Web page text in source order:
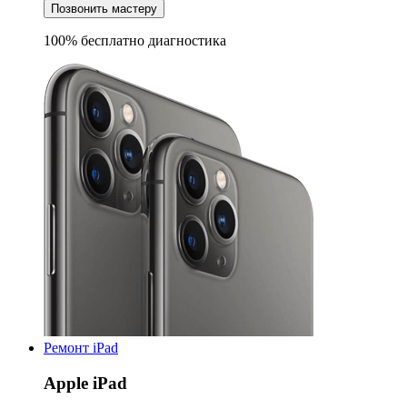
Позвонить мастеру
100% бесплатно диагностика
Ремонт iPad
Apple iPad